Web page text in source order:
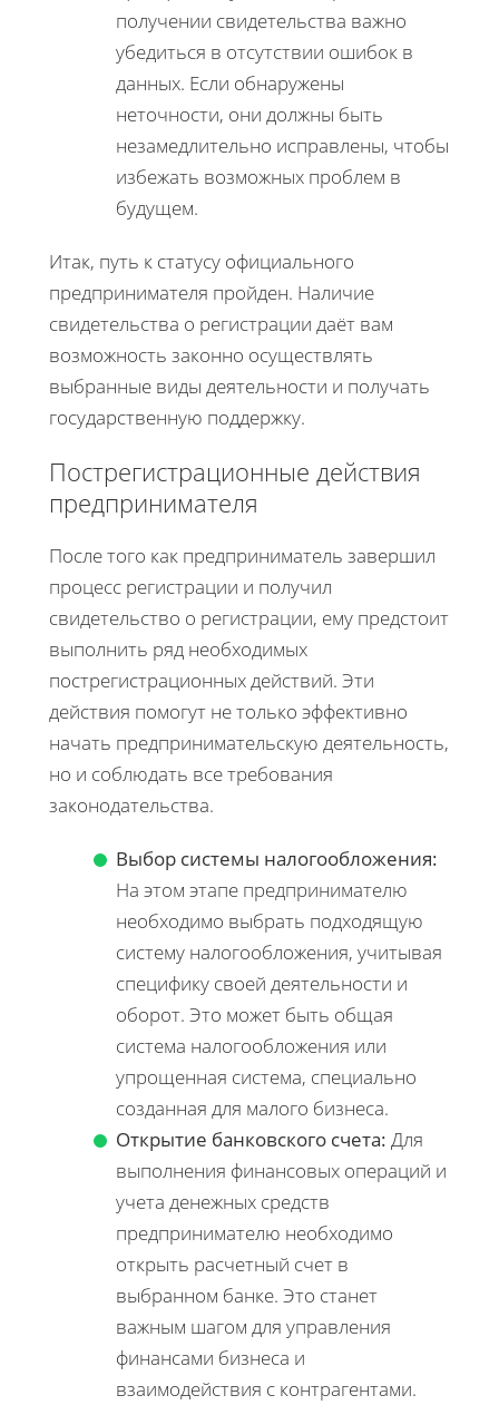
получении свидетельства важно
убедиться в отсутствии ошибок в
данных. Если обнаружены
неточности, они должны быть
незамедлительно исправлены, чтобы
избежать возможных проблем в
будущем.
Итак, путь к статусу официального
предпринимателя пройден. Наличие
свидетельства о регистрации даёт вам
возможность законно осуществлять
выбранные виды деятельности и получать
государственную поддержку.
Пострегистрационные действия
предпринимателя
После того как предприниматель завершил
процесс регистрации и получил
свидетельство о регистрации, ему предстоит
выполнить ряд необходимых
пострегистрационных действий. Эти
действия помогут не только эффективно
начать предпринимательскую деятельность,
но и соблюдать все требования
законодательства.
Выбор системы налогообложения:
На этом этапе предпринимателю
необходимо выбрать подходящую
систему налогообложения, учитывая
специфику своей деятельности и
оборот. Это может быть общая
система налогообложения или
упрощенная система, специально
созданная для малого бизнеса.
Открытие банковского счета: Для
выполнения финансовых операций и
учета денежных средств
предпринимателю необходимо
открыть расчетный счет в
выбранном банке. Это станет
важным шагом для управления
финансами бизнеса и
взаимодействия с контрагентами.